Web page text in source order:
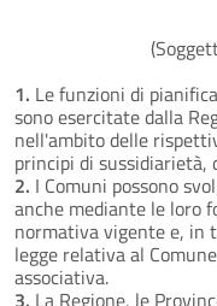
1. Le funzioni di
sono esercitate dalla
nell'ambito delle
principi di sussidiarietà,
2. I Comuni possono
anche mediante le loro
normativa vigente e, in
legge relativa al
associativa.
3. La Regione, le